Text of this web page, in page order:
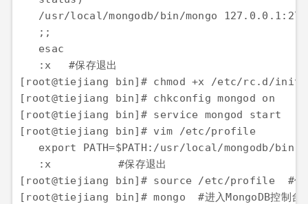
/usr/local/mongodb/bin/mongo
   ;;
   esac
   :x	#保存退出
[root@tiejiang bin]# chmod +x /etc/rc.d/init.d/mongod 		#添加
[root@tiejiang bin]# chkconfig mongod on		#设置开机启动
[root@tiejiang bin]# service mongod start		#启动MongoDB
[root@tiejiang bin]# vim /etc/profile		#添加环境变量，在最后一行，添加下面的代码
   export PATH=$PATH:/usr/local/mongodb/bin
   :x		#保存退出
[root@tiejiang bin]# source /etc/profile  #使配
[root@tiejiang bin]# mongo  #进入MongoDB控制台